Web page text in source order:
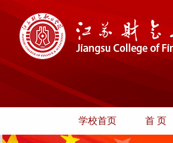
学校首页 首 页